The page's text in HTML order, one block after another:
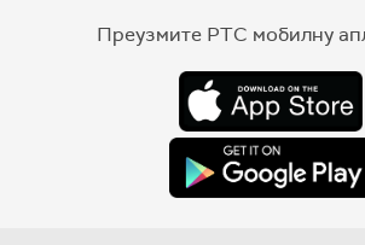
Преузмите РТС мобилну